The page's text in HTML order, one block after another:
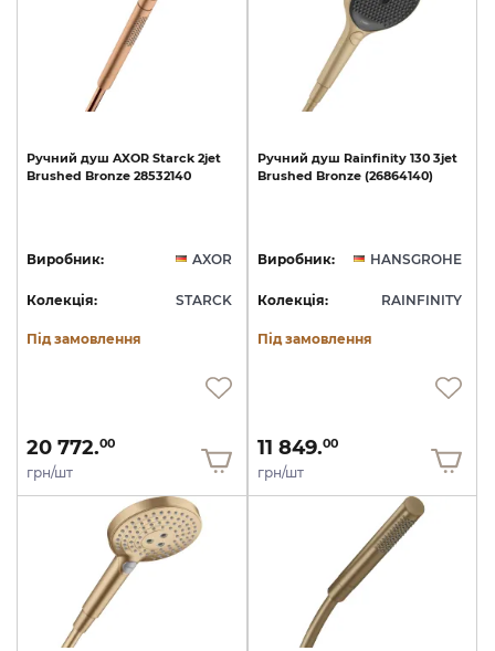
Ручний душ AXOR Starck 2jet
Brushed Bronze 28532140
Виробник: AXOR
Колекція: STARCK
Під замовлення
20 772.00
грн/шт
Ручний душ Rainfinity 130 3jet
Brushed Bronze (26864140)
Виробник: HANSGROHE
Колекція: RAINFINITY
Під замовлення
11 849.00
грн/шт